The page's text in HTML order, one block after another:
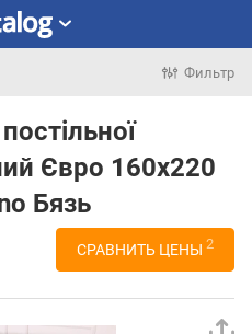
Фильтр
Євро 160х220
Бязь
СРАВНИТЬ ЦЕНЫ 2